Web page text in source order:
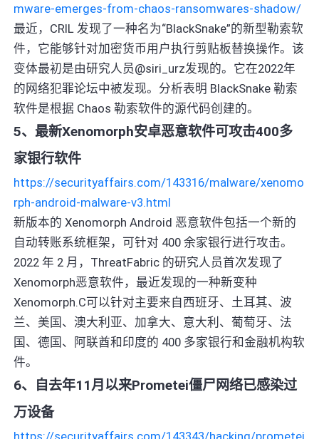
mware-emerges-from-chaos-ransomwares-shadow/
最近，CRIL 发现了一种名为“BlackSnake”的新型勒索软
件，它能够针对加密货币用户执行剪贴板替换操作。该
变体最初是由研究人员@siri_urz发现的。它在2022年
的网络犯罪论坛中被发现。分析表明 BlackSnake 勒索
软件是根据 Chaos 勒索软件的源代码创建的。
5、最新Xenomorph安卓恶意软件可攻击400多
家银行软件
https://securityaffairs.com/143316/malware/xenomo
rph-android-malware-v3.html
新版本的 Xenomorph Android 恶意软件包括一个新的
自动转账系统框架，可针对 400 余家银行进行攻击。
2022 年 2 月，ThreatFabric 的研究人员首次发现了
Xenomorph恶意软件，最近发现的一种新变种
Xenomorph.C可以针对主要来自西班牙、土耳其、波
兰、美国、澳大利亚、加拿大、意大利、葡萄牙、法
国、德国、阿联酋和印度的 400 多家银行和金融机构软
件。
6、自去年11月以来Prometei僵尸网络已感染过
万设备
https://securityaffairs.com/143343/hacking/prometei